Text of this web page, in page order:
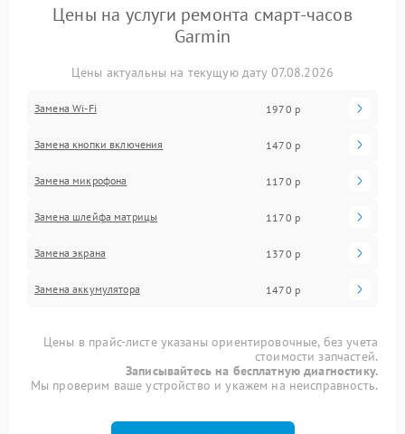
Цены на услуги ремонта смарт-часов
Garmin
Цены актуальны на текущую дату 07.08.2026
Замена Wi-Fi 1970 р
Замена кнопки включения 1470 р
Замена микрофона 1170 р
Замена шлейфа матрицы 1170 р
Замена экрана 1370 р
Замена аккумулятора 1470 р
Цены в прайс-листе указаны ориентировочные, без учета
стоимости запчастей.
Записывайтесь на бесплатную диагностику.
Мы проверим ваше устройство и укажем на неисправность.